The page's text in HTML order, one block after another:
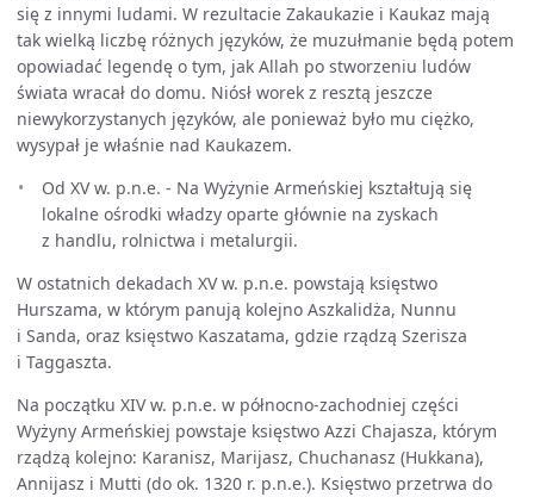
się z innymi ludami. W rezultacie Zakaukazie i Kaukaz mają
tak wielką liczbę różnych języków, że muzułmanie będą potem
opowiadać legendę o tym, jak Allah po stworzeniu ludów
świata wracał do domu. Niósł worek z resztą jeszcze
niewykorzystanych języków, ale ponieważ było mu ciężko,
wysypał je właśnie nad Kaukazem.
Od XV w. p.n.e. - Na Wyżynie Armeńskiej kształtują się
lokalne ośrodki władzy oparte głównie na zyskach
z handlu, rolnictwa i metalurgii.
W ostatnich dekadach XV w. p.n.e. powstają księstwo
Hurszama, w którym panują kolejno Aszkalidża, Nunnu
i Sanda, oraz księstwo Kaszatama, gdzie rządzą Szerisza
i Taggaszta.
Na początku XIV w. p.n.e. w północno-zachodniej części
Wyżyny Armeńskiej powstaje księstwo Azzi Chajasza, którym
rządzą kolejno: Karanisz, Marijasz, Chuchanasz (Hukkana),
Annijasz i Mutti (do ok. 1320 r. p.n.e.). Księstwo przetrwa do